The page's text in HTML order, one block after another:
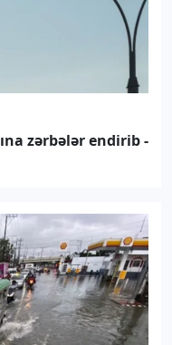
zərbələr endirib -